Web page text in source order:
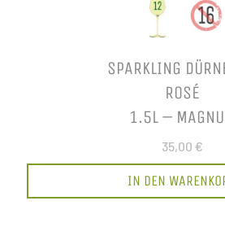
SPARKLING
ROSÉ
1.5L –
35,00 €
IN DEN